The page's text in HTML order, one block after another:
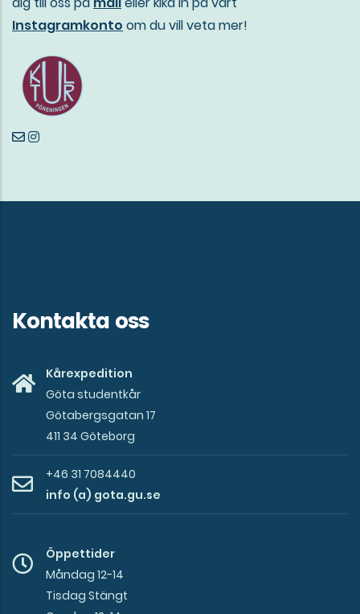
Instagramkonto om du vill veta mer!
Kontakta oss
Kårexpedition
Göta studentkår
Götabergsgatan 17
411 34 Göteborg
+46 31 7084440
info (a) gota.gu.se
Öppettider
Måndag 12-14
Tisdag Stängt